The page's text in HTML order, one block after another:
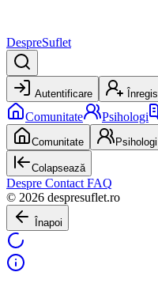
DespreSuflet
Autentificare
Comunitate Psihologi
Comunitate Psihologi
Colapsează
Despre Contact FAQ
© 2026 despresuflet.ro
Înapoi